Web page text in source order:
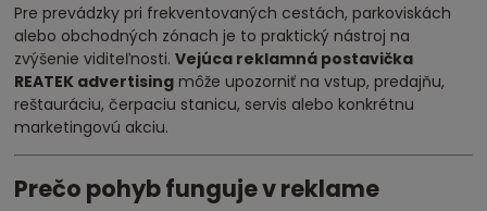
Pre prevádzky pri frekventovaných cestách, parkoviskách
alebo obchodných zónach je to praktický nástroj na
zvýšenie viditeľnosti.Vejúca reklamná postavička
REATEK advertising môže upozorniť na vstup, predajňu,
reštauráciu, čerpaciu stanicu, servis alebo konkrétnu
marketingovú akciu.
Prečo pohyb funguje v reklame